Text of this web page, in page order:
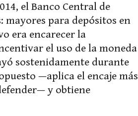
el Banco Central de
mayores para depósitos en
era encarecer la
el uso de la moneda
sostenidamente durante
—aplica el encaje más
y obtiene